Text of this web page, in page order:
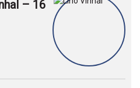
– 16